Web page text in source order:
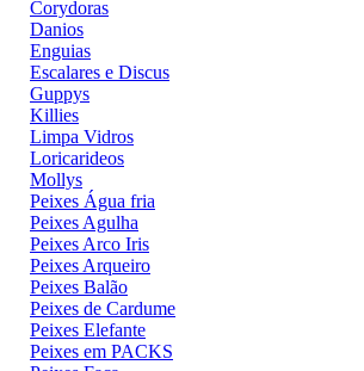
Corydoras
Danios
Enguias
Escalares e Discus
Guppys
Killies
Limpa Vidros
Loricarideos
Mollys
Peixes Água fria
Peixes Agulha
Peixes Arco Iris
Peixes Arqueiro
Peixes Balão
Peixes de Cardume
Peixes Elefante
Peixes em PACKS